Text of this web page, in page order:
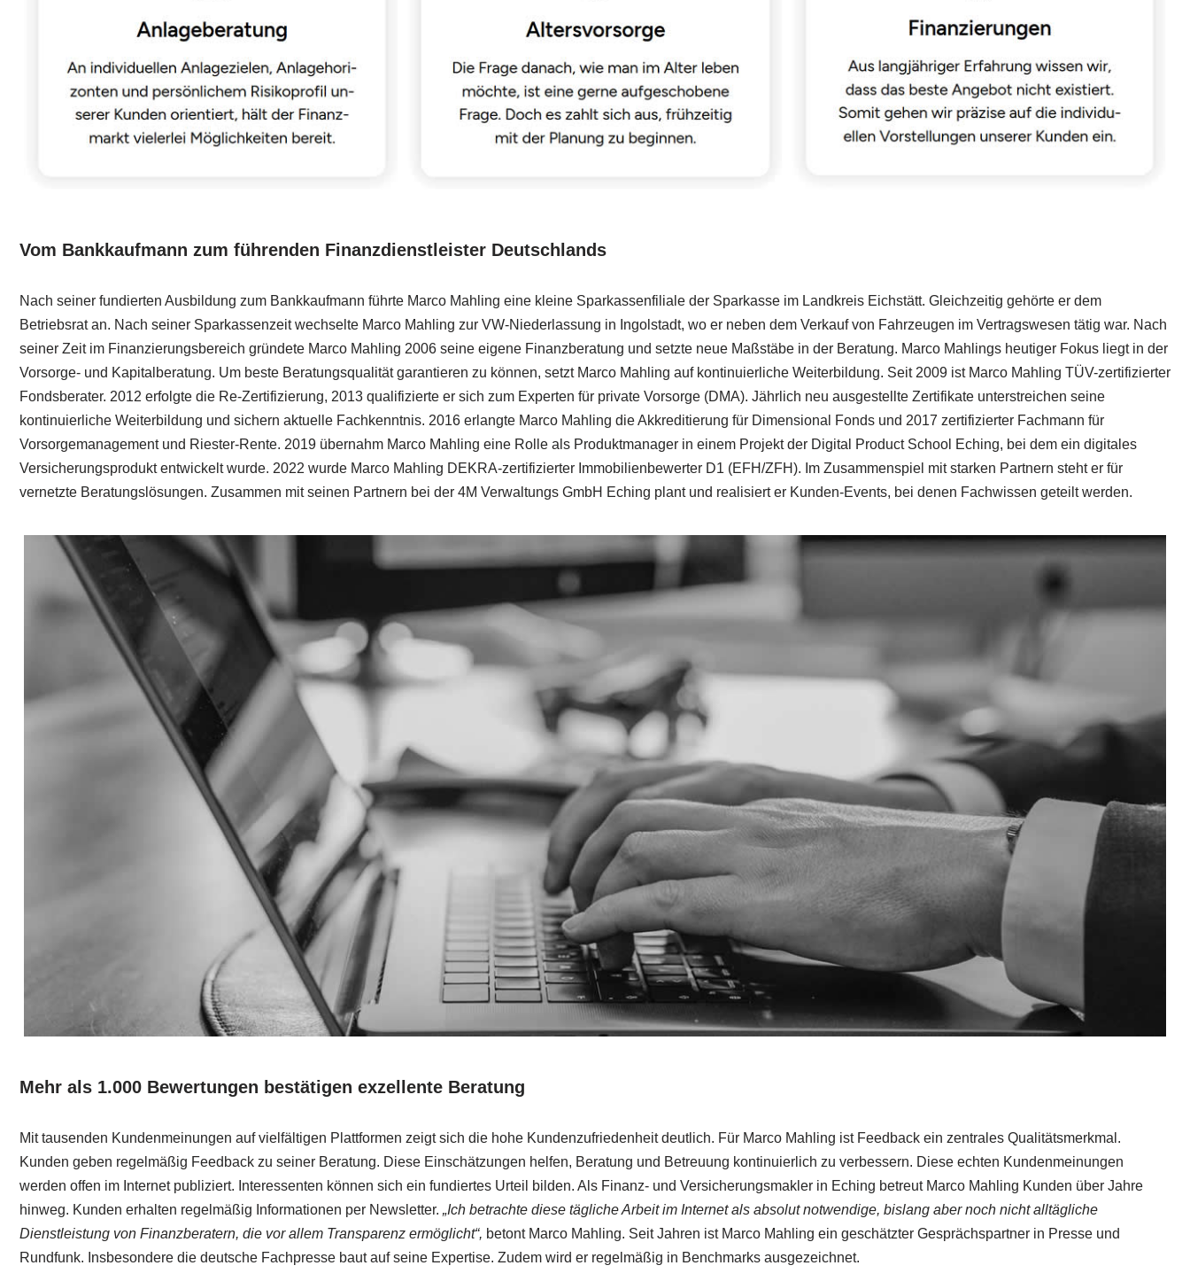
Vom Bankkaufmann zum führenden Finanzdienstleister Deutschlands
Nach seiner fundierten Ausbildung zum Bankkaufmann führte Marco Mahling eine kleine Sparkassenfiliale der Sparkasse im Landkreis Eichstätt. Gleichzeitig gehörte er dem
Betriebsrat an. Nach seiner Sparkassenzeit wechselte Marco Mahling zur VW-Niederlassung in Ingolstadt, wo er neben dem Verkauf von Fahrzeugen im Vertragswesen tätig war. Nach
seiner Zeit im Finanzierungsbereich gründete Marco Mahling 2006 seine eigene Finanzberatung und setzte neue Maßstäbe in der Beratung. Marco Mahlings heutiger Fokus liegt in der
Vorsorge- und Kapitalberatung. Um beste Beratungsqualität garantieren zu können, setzt Marco Mahling auf kontinuierliche Weiterbildung. Seit 2009 ist Marco Mahling TÜV-zertifizierter
Fondsberater. 2012 erfolgte die Re-Zertifizierung, 2013 qualifizierte er sich zum Experten für private Vorsorge (DMA). Jährlich neu ausgestellte Zertifikate unterstreichen seine
kontinuierliche Weiterbildung und sichern aktuelle Fachkenntnis. 2016 erlangte Marco Mahling die Akkreditierung für Dimensional Fonds und 2017 zertifizierter Fachmann für
Vorsorgemanagement und Riester-Rente. 2019 übernahm Marco Mahling eine Rolle als Produktmanager in einem Projekt der Digital Product School Eching, bei dem ein digitales
Versicherungsprodukt entwickelt wurde. 2022 wurde Marco Mahling DEKRA-zertifizierter Immobilienbewerter D1 (EFH/ZFH). Im Zusammenspiel mit starken Partnern steht er für
vernetzte Beratungslösungen. Zusammen mit seinen Partnern bei der 4M Verwaltungs GmbH Eching plant und realisiert er Kunden-Events, bei denen Fachwissen geteilt werden.
Mehr als 1.000 Bewertungen bestätigen exzellente Beratung
Mit tausenden Kundenmeinungen auf vielfältigen Plattformen zeigt sich die hohe Kundenzufriedenheit deutlich. Für Marco Mahling ist Feedback ein zentrales Qualitätsmerkmal.
Kunden geben regelmäßig Feedback zu seiner Beratung. Diese Einschätzungen helfen, Beratung und Betreuung kontinuierlich zu verbessern. Diese echten Kundenmeinungen
werden offen im Internet publiziert. Interessenten können sich ein fundiertes Urteil bilden. Als Finanz- und Versicherungsmakler in Eching betreut Marco Mahling Kunden über Jahre
hinweg. Kunden erhalten regelmäßig Informationen per Newsletter. „Ich betrachte diese tägliche Arbeit im Internet als absolut notwendige, bislang aber noch nicht alltägliche
Dienstleistung von Finanzberatern, die vor allem Transparenz ermöglicht“, betont Marco Mahling. Seit Jahren ist Marco Mahling ein geschätzter Gesprächspartner in Presse und
Rundfunk. Insbesondere die deutsche Fachpresse baut auf seine Expertise. Zudem wird er regelmäßig in Benchmarks ausgezeichnet.